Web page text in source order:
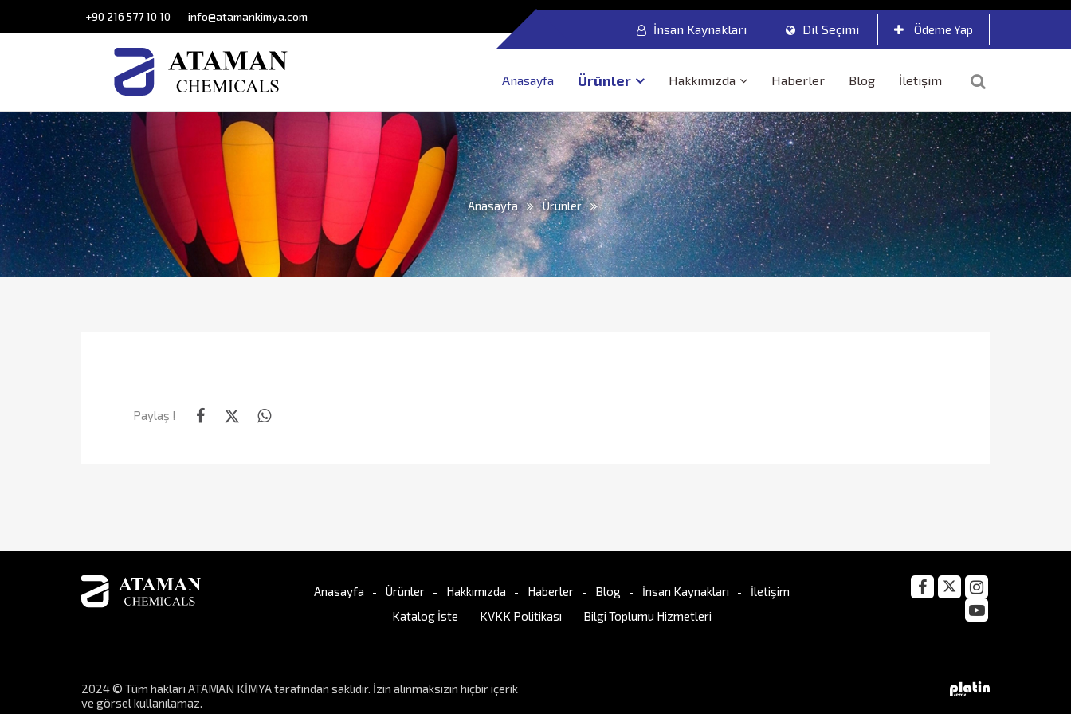
+90 216 577 10 10 - info@atamankimya.com
İnsan Kaynakları Dil Seçimi Ödeme Yap
Anasayfa Ürünler Hakkımızda Haberler Blog İletişim
Anasayfa Ürünler
Paylaş !
Anasayfa Ürünler Hakkımızda Haberler Blog İnsan Kaynakları
İletişim
Katalog İste
KVKK Politikası Bilgi Toplumu Hizmetleri
2024 © Tüm hakları ATAMAN KİMYA tarafından saklıdır. İzin alınmaksızın hiçbir içerik
ve görsel kullanılamaz.